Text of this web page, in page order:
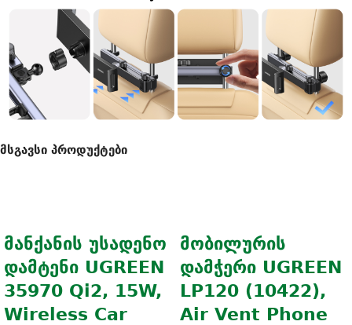
მსგავსი პროდუქტები
მანქანის უსადენო
დამტენი UGREEN
35970 Qi2, 15W,
Wireless Car
მობილურის
დამჭერი UGREEN
LP120 (10422),
Air Vent Phone